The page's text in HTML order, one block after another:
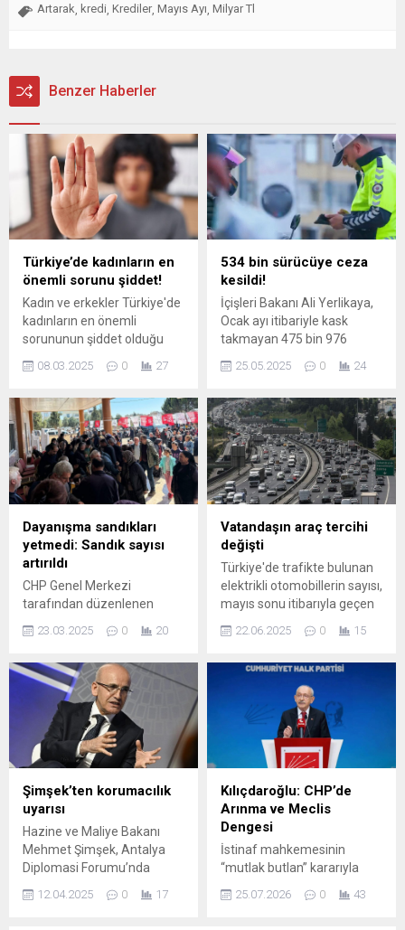
Artarak kredi Krediler Mayıs Ayı Milyar Tl
Benzer Haberler
Türkiye’de kadınların en
önemli sorunu şiddet!
Kadın ve erkekler Türkiye'de
kadınların en önemli
sorununun şiddet olduğu
konusunda hemfikir oldu.
08.03.2025 0 27
534 bin sürücüye ceza
kesildi!
İçişleri Bakanı Ali Yerlikaya,
Ocak ayı itibariyle kask
takmayan 475 bin 976
motosiklet/motorlu bisiklet
sürücüsüne işlem yapıldığını;
denetimlerinde 534 bin
sürücüye ceza kesildiğini
açıkladı.
25.05.2025 0 24
Dayanışma sandıkları
yetmedi: Sandık sayısı
artırıldı
CHP Genel Merkezi
tarafından düzenlenen
kapsamında, her ilde olduğu
kullanma işlemi sabah
08.00’dan itibaren başladı.
Parti üyeleri için kurulan
sandıkların yanı sıra, üye
olmayanlar için de
dayanışma ...
23.03.2025 0 20
Vatandaşın araç tercihi
değişti
Türkiye'de trafikte bulunan
elektrikli otomobillerin sayısı,
mayıs sonu itibarıyla geçen
yüzde 115 artarak 245 bin
her 1000 otomobilden 15'i
elektrikli oldu.
22.06.2025 0 15
Şimşek’ten korumacılık
uyarısı
Hazine ve Maliye Bakanı
Mehmet Şimşek, Antalya
Diplomasi Forumu’nda
yaptığı konuşmada,
korumacı politikaların uzun
12.04.2025 0 17
Kılıçdaroğlu: CHP’de
Arınma ve Meclis
Dengesi
İstinaf mahkemesinin
“mutlak butlan” kararıyla
göreve dönen Kemal
Kılıçdaroğlu, CHP içinde
25.07.2026 0 43